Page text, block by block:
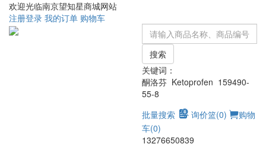
欢迎光临南京望知星商城网站
注册登录 我的订单 购物车
搜索
关键词：
酮洛芬 Ketoprofen 159490-
55-8
批量搜索
询价篮(0)
购物
车(0)
13276650839